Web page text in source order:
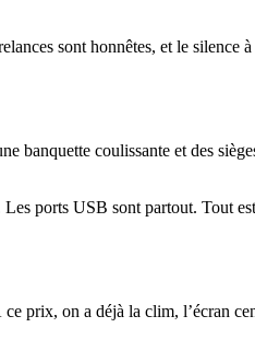
sont honnêtes, et le
banquette coulissante et des
Les ports USB sont partout. Tout
prix, on a déjà la clim, l’écran